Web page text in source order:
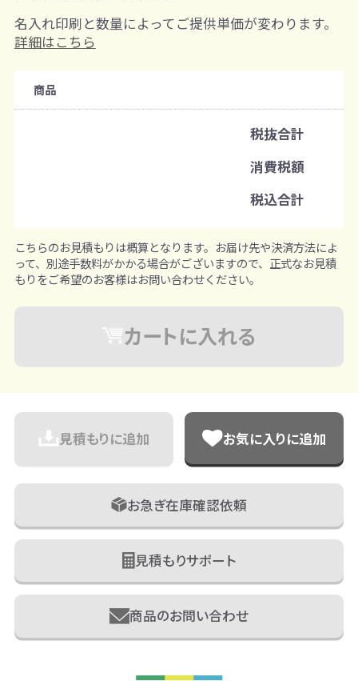
購入条件
既製品：120個から
名入れあり：100個から
※既製品サンプルは各色3個まで
名入れ印刷と数量によってご提供単価が変わります。
詳細はこちら
商品
税抜合計
消費税額
税込合計
こちらのお見積もりは概算となります。お届け先や決済方法によ
って、別途手数料がかかる場合がございますので、正式なお見積
もりをご希望のお客様はお問い合わせください。
カートに入れる
見積もりに追加 お気に入りに追加
お急ぎ在庫確認依頼
見積もりサポート
商品のお問い合わせ